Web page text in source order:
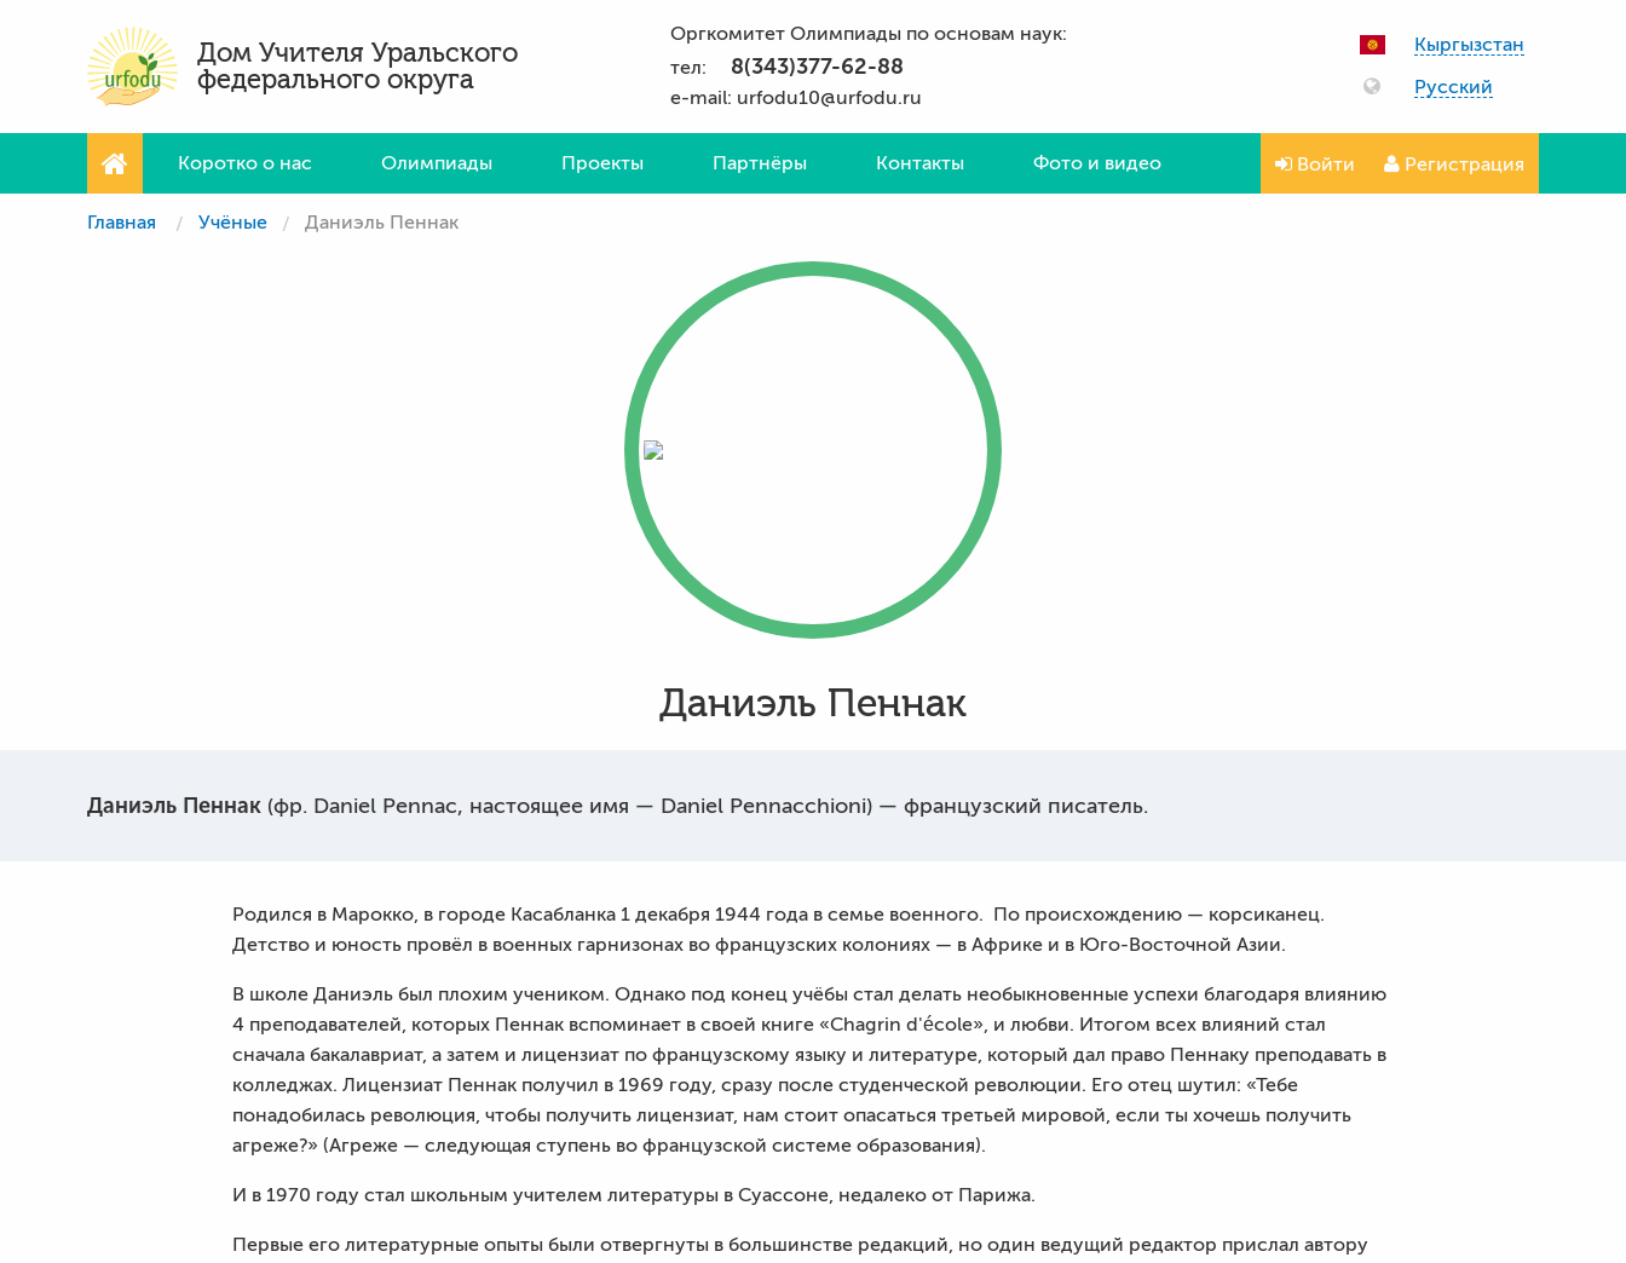
Дом Учителя Уральского
федерального округа
Оргкомитет Олимпиады по основам наук:
тел: 8(343)377-62-88
e-mail: urfodu10@urfodu.ru
Кыргызстан
Русский
Коротко о нас Олимпиады Проекты Партнёры Контакты Фото и видео Войти Регистрация
Главная Учёные Даниэль Пеннак
Даниэль Пеннак
Даниэль Пеннак (фр. Daniel Pennac, настоящее имя — Daniel Pennacchioni) — французский писатель.
Родился в Марокко, в городе Касабланка 1 декабря 1944 года в семье военного. По происхождению — корсиканец.
Детство и юность провёл в военных гарнизонах во французских колониях — в Африке и в Юго-Восточной Азии.
В школе Даниэль был плохим учеником. Однако под конец учёбы стал делать необыкновенные успехи благодаря влиянию
4 преподавателей, которых Пеннак вспоминает в своей книге «Chagrin d'école», и любви. Итогом всех влияний стал
сначала бакалавриат, а затем и лицензиат по французскому языку и литературе, который дал право Пеннаку преподавать в
колледжах. Лицензиат Пеннак получил в 1969 году, сразу после студенческой революции. Его отец шутил: «Тебе
понадобилась революция, чтобы получить лицензиат, нам стоит опасаться третьей мировой, если ты хочешь получить
агреже?» (Агреже — следующая ступень во французской системе образования).
И в 1970 году стал школьным учителем литературы в Суассоне, недалеко от Парижа.
Первые его литературные опыты были отвергнуты в большинстве редакций, но один ведущий редактор прислал автору